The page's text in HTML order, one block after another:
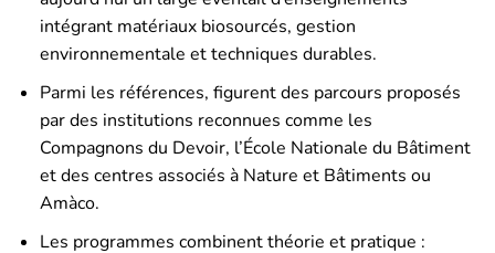
intégrant matériaux biosourcés, gestion
environnementale et techniques durables.
Parmi les références, figurent des parcours proposés
par des institutions reconnues comme les
Compagnons du Devoir, l’École Nationale du Bâtiment
et des centres associés à Nature et Bâtiments ou
Amàco.
Les programmes combinent théorie et pratique :